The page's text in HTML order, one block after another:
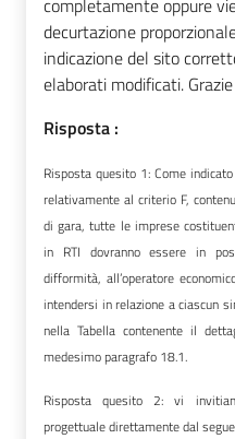
completamente oppure
decurtazione
indicazione del sito
elaborati modificati. Grazie
Risposta :
Risposta quesito 1: Come
relativamente al criterio F,
di gara, tutte le imprese
in RTI dovranno essere in
difformità, all’operatore
intendersi in relazione a ciascun
nella Tabella contenente il
medesimo paragrafo 18.1.
Risposta quesito 2: vi
progettuale direttamente dal